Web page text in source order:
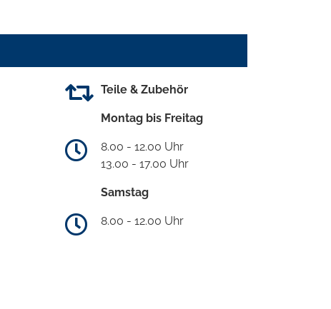
Teile & Zubehör
Montag bis Freitag
8.00 - 12.00 Uhr
13.00 - 17.00 Uhr
Samstag
8.00 - 12.00 Uhr